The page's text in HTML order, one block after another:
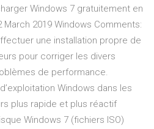
Windows 7 gratuitement en
2019 Windows Comments:
une installation propre de
pour corriger les divers
de performance.
Windows dans les
plus rapide et plus réactif
Windows 7 (fichiers ISO)